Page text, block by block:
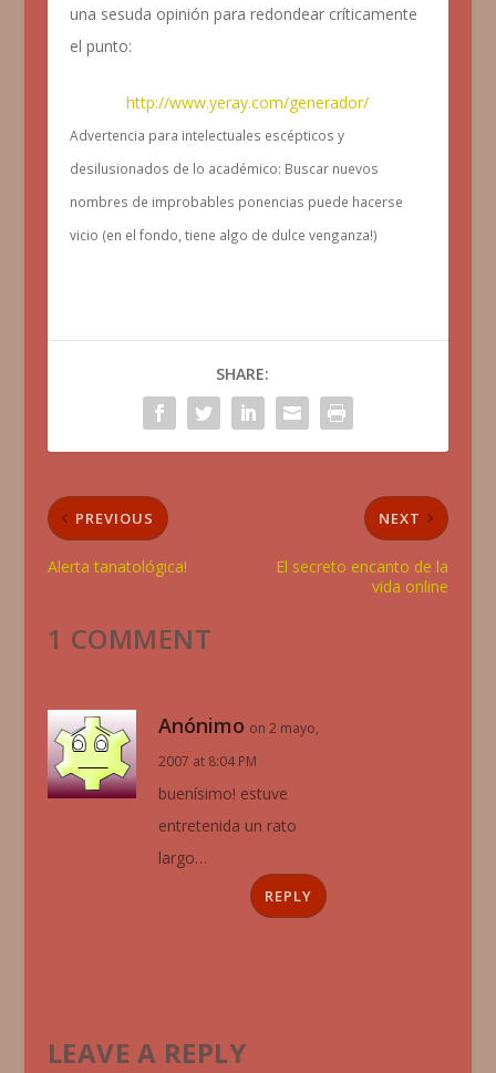
una sesuda opinión para redondear críticamente
el punto:
http://www.yeray.com/generador/
Advertencia para intelectuales escépticos y
desilusionados de lo académico: Buscar nuevos
nombres de improbables ponencias puede hacerse
vicio (en el fondo, tiene algo de dulce venganza!)
SHARE:
PREVIOUS
Alerta tanatológica!
NEXT
El secreto encanto de la
vida online
1 COMMENT
Anónimo on 2 mayo,
2007 at 8:04 PM
buenísimo! estuve
entretenida un rato
largo…
REPLY
LEAVE A REPLY